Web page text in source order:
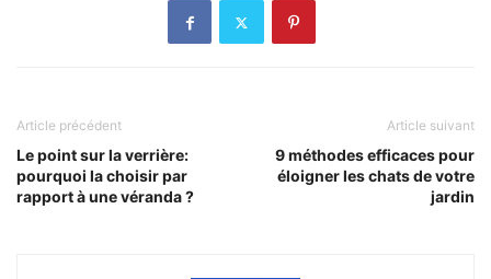
Article précédent
Le point sur la verrière:
pourquoi la choisir par
rapport à une véranda ?
Article suivant
9 méthodes efficaces pour
éloigner les chats de votre
jardin